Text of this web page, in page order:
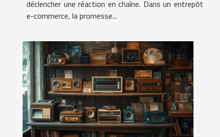
déclencher une réaction en chaîne. Dans un entrepôt
e-commerce, la promesse...